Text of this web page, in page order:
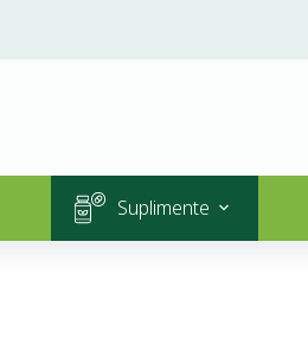
Suplimente